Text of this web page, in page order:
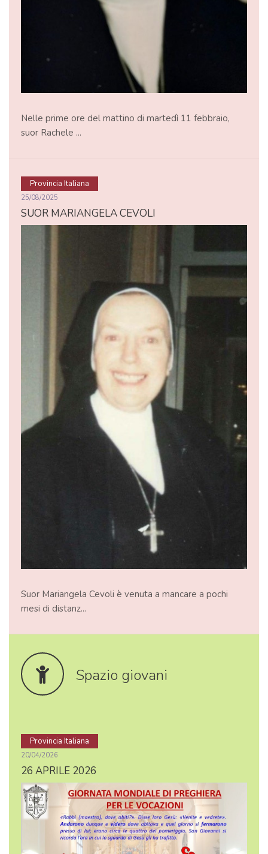
Nelle prime ore del mattino di martedì 11 febbraio,
suor Rachele ...
Provincia Italiana
25/08/2025
SUOR MARIANGELA CEVOLI
Suor Mariangela Cevoli è venuta a mancare a pochi
mesi di distanz...
Spazio giovani
Provincia Italiana
20/04/2026
26 APRILE 2026